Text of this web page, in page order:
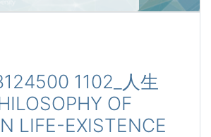
1102_人生
OF
LIFE-EXISTENCE